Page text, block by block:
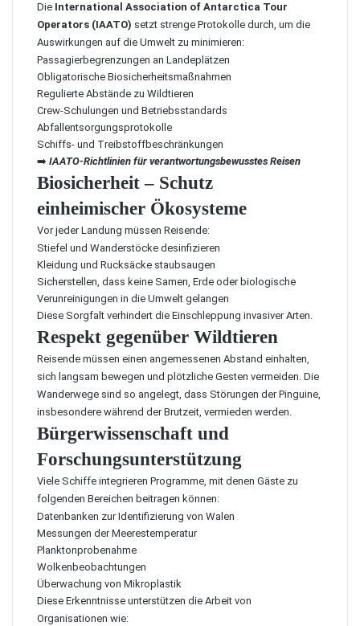
Die International Association of Antarctica Tour
Operators (IAATO) setzt strenge Protokolle durch, um die
Auswirkungen auf die Umwelt zu minimieren:
Passagierbegrenzungen an Landeplätzen
Obligatorische Biosicherheitsmaßnahmen
Regulierte Abstände zu Wildtieren
Crew-Schulungen und Betriebsstandards
Abfallentsorgungsprotokolle
Schiffs- und Treibstoffbeschränkungen
➡️ IAATO-Richtlinien für verantwortungsbewusstes Reisen
Biosicherheit – Schutz
einheimischer Ökosysteme
Vor jeder Landung müssen Reisende:
Stiefel und Wanderstöcke desinfizieren
Kleidung und Rucksäcke staubsaugen
Sicherstellen, dass keine Samen, Erde oder biologische
Verunreinigungen in die Umwelt gelangen
Diese Sorgfalt verhindert die Einschleppung invasiver Arten.
Respekt gegenüber Wildtieren
Reisende müssen einen angemessenen Abstand einhalten,
sich langsam bewegen und plötzliche Gesten vermeiden. Die
Wanderwege sind so angelegt, dass Störungen der Pinguine,
insbesondere während der Brutzeit, vermieden werden.
Bürgerwissenschaft und
Forschungsunterstützung
Viele Schiffe integrieren Programme, mit denen Gäste zu
folgenden Bereichen beitragen können:
Datenbanken zur Identifizierung von Walen
Messungen der Meerestemperatur
Planktonprobenahme
Wolkenbeobachtungen
Überwachung von Mikroplastik
Diese Erkenntnisse unterstützen die Arbeit von
Organisationen wie: